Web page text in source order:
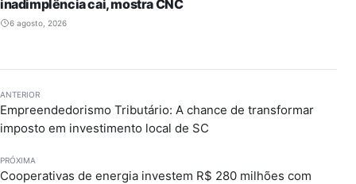
inadimplência cai, mostra CNC
6 agosto, 2026
ANTERIOR
Empreendedorismo Tributário: A chance de transformar
imposto em investimento local de SC
PRÓXIMA
Cooperativas de energia investem R$ 280 milhões com